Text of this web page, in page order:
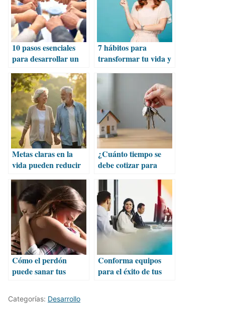
10 pasos esenciales
para desarrollar un
exitoso
7 hábitos para
transformar tu vida y
Metas claras en la
vida pueden reducir
¿Cuánto tiempo se
debe cotizar para
Cómo el perdón
puede sanar tus
Conforma equipos
para el éxito de tus
Categorías: Desarrollo